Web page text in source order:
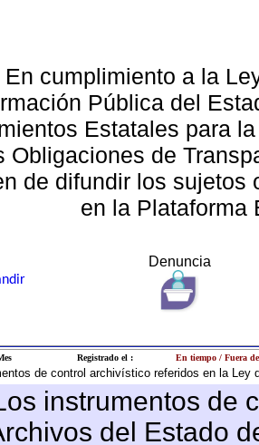
En cumplimiento a la
Pública del
Estatales para
Obligaciones de
de difundir los sujetos
en la Plataforma
Denuncia
Registrado el : En tiempo / Fuera
de control archivístico referidos en la
instrumentos de
del Estado